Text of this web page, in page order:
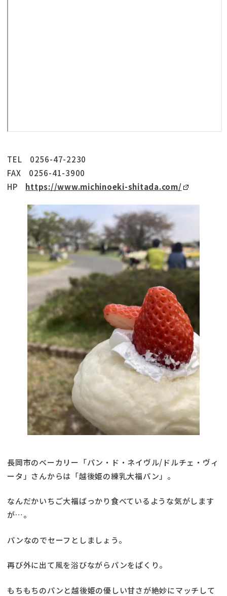
TEL 0256-47-2230
FAX 0256-41-3900
HP https://www.michinoeki-shitada.com/
長岡市のベーカリー「パン・ド・ネイヴル/ドルチェ・ヴィ
ータ」さんからは「越後姫の練乳大福パン」。
なんだかいちご大福ばっかり食べているような気がします
が…。
パンなのでセーフとしましょう。
再び外に出て風を浴びながらパンをぱくり。
もちもちのパンと越後姫の優しい甘さが絶妙にマッチして